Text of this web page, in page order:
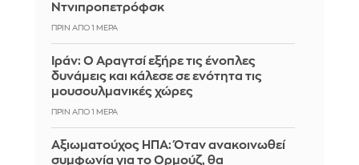
Ντνιπροπετρόφσκ
ΠΡΙΝ ΑΠΌ 1 ΜΈΡΑ
Ιράν: Ο Αραγτσί εξήρε τις ένοπλες
δυνάμεις και κάλεσε σε ενότητα τις
μουσουλμανικές χώρες
ΠΡΙΝ ΑΠΌ 1 ΜΈΡΑ
Αξιωματούχος ΗΠΑ: Όταν ανακοινωθεί
συμφωνία για το Ορμούζ, θα